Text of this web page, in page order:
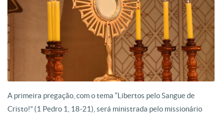
A primeira pregação, com o tema “Libertos pelo Sangue de
Cristo!” (1 Pedro 1, 18-21), será ministrada pelo missionário